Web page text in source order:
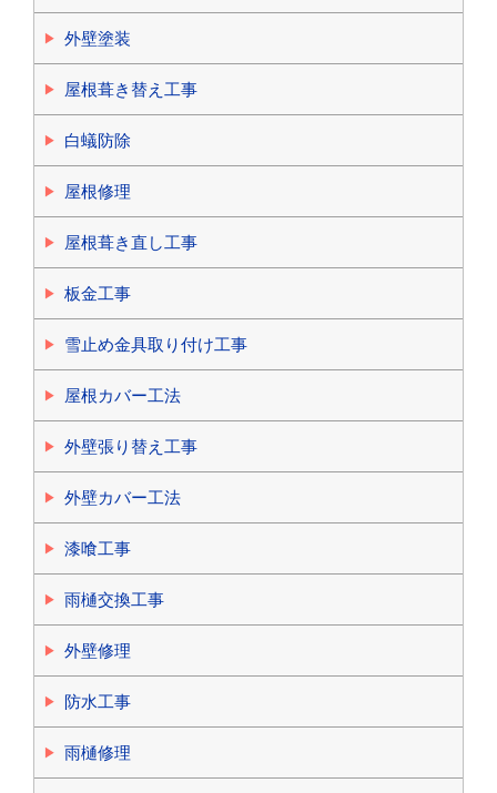
外壁塗装
屋根葺き替え工事
白蟻防除
屋根修理
屋根葺き直し工事
板金工事
雪止め金具取り付け工事
屋根カバー工法
外壁張り替え工事
外壁カバー工法
漆喰工事
雨樋交換工事
外壁修理
防水工事
雨樋修理